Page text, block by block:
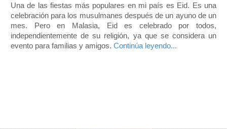
Una de las fiestas más populares en mi país es Eid. Es una
celebración para los musulmanes después de un ayuno de un
mes. Pero en Malasia, Eid es celebrado por todos,
independientemente de su religión, ya que se considera un
evento para familias y amigos. Continúa leyendo...